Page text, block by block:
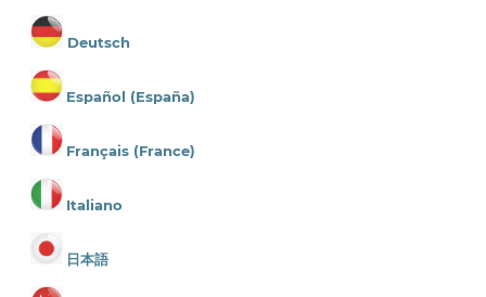
Deutsch
Español (España)
Français (France)
Italiano
日本語